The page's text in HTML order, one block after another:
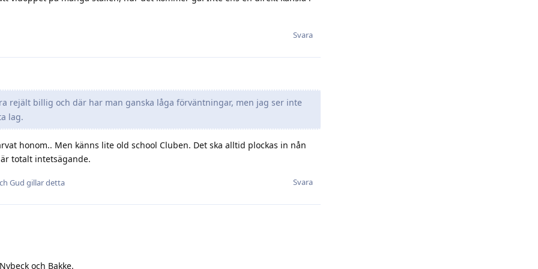
Svara
rejält billig och där har man ganska låga förväntningar, men jag ser inte
lag.
honom.. Men känns lite old school Cluben. Det ska alltid plockas in nån
totalt intetsägande.
Svara
Gud gillar detta
och Bakke.